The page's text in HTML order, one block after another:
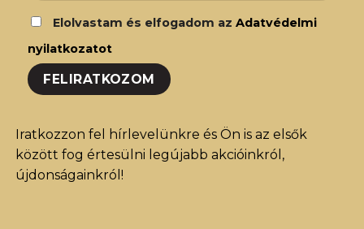
Elolvastam és elfogadom az Adatvédelmi
nyilatkozatot
Iratkozzon fel hírlevelünkre és Ön is az elsők
között fog értesülni legújabb akcióinkról,
újdonságainkról!